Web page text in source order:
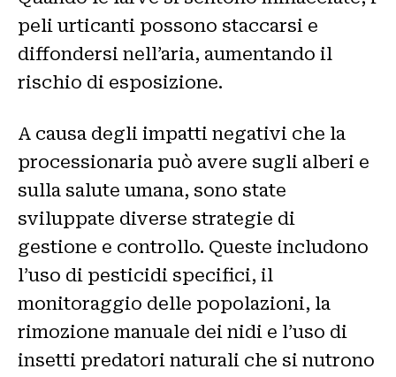
peli urticanti possono staccarsi e
diffondersi nell’aria, aumentando il
rischio di esposizione.
A causa degli impatti negativi che la
processionaria può avere sugli alberi e
sulla salute umana, sono state
sviluppate diverse strategie di
gestione e controllo. Queste includono
l’uso di pesticidi specifici, il
monitoraggio delle popolazioni, la
rimozione manuale dei nidi e l’uso di
insetti predatori naturali che si nutrono